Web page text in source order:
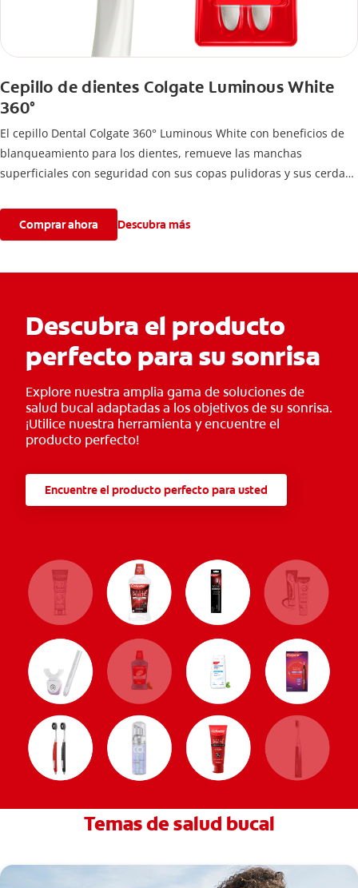
Cepillo de dientes Colgate Luminous White
360°
El cepillo Dental Colgate 360° Luminous White con beneficios de
blanqueamiento para los dientes, remueve las manchas
superficiales con seguridad con sus copas pulidoras y sus cerdas
Comprar ahora Descubra más
Descubra el producto
perfecto para su sonrisa
Explore nuestra amplia gama de soluciones de
salud bucal adaptadas a los objetivos de su sonrisa.
¡Utilice nuestra herramienta y encuentre el
producto perfecto!
Encuentre el producto perfecto para usted
Temas de salud bucal